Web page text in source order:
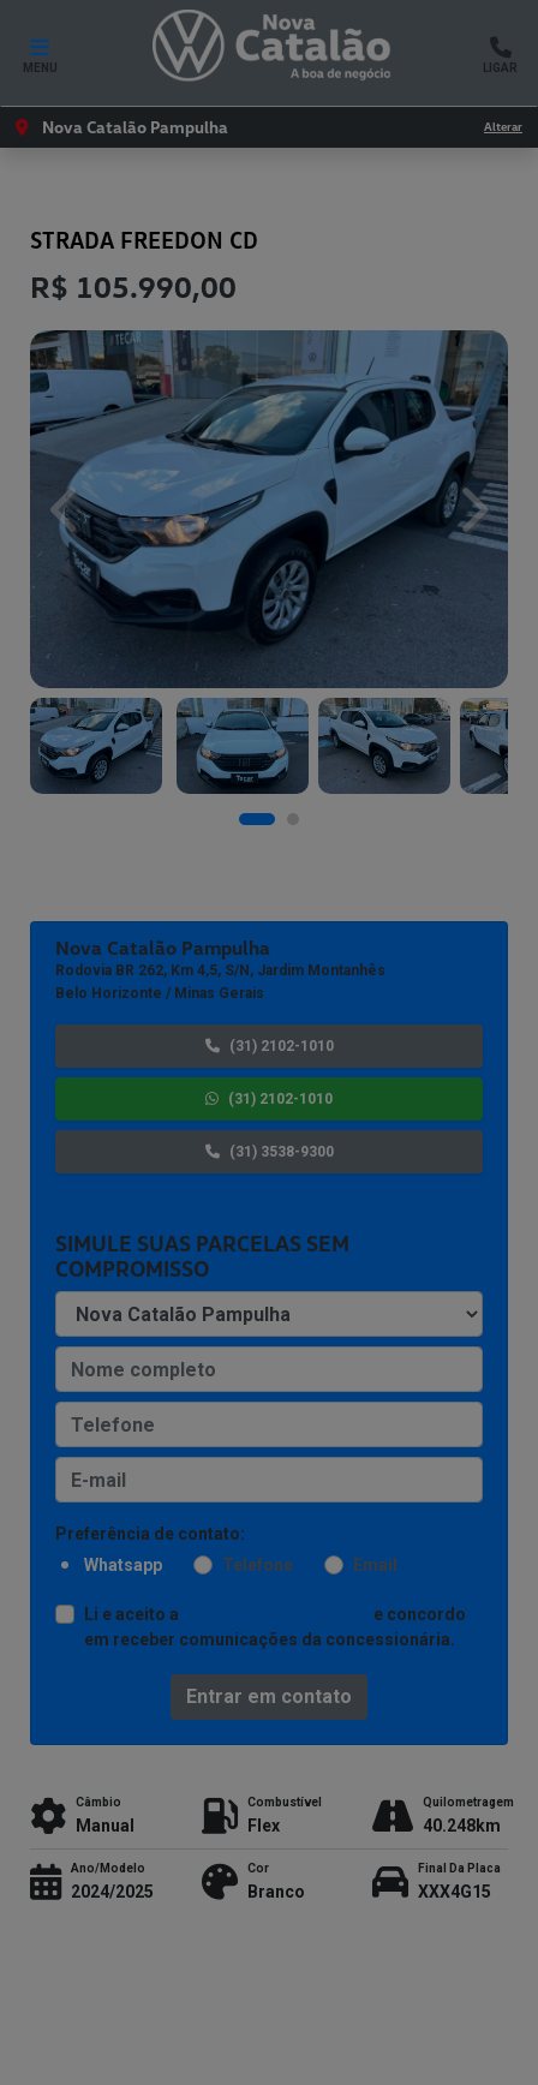
MENU LIGAR
Nova Catalão Pampulha Alterar
STRADA FREEDON CD
R$ 105.990,00
Previous Next
Nova Catalão Pampulha
Rodovia BR 262, Km 4,5, S/n, Jardim Montanhês
Belo Horizonte / Minas Gerais
(31) 2102-1010
(31) 2102-1010
(31) 3538-9300
SIMULE SUAS PARCELAS SEM
COMPROMISSO
Preferência de contato:
Whatsapp
Telefone Email
Li e aceito a
e concordo
em receber comunicações da concessionária.
Entrar em contato
Câmbio
Manual
Combustível
Flex
Quilometragem
40.248km
Ano/Modelo
2024/2025
Cor
Branco
Final Da Placa
XXX4G15